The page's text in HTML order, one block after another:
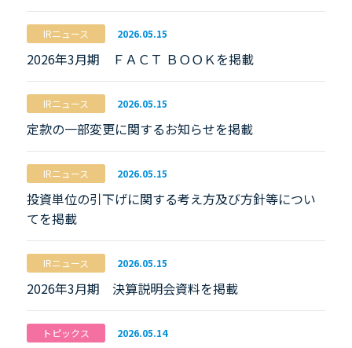
IRニュース 2026.05.15
2026年3月期 ＦＡＣＴ ＢＯＯＫを掲載
IRニュース 2026.05.15
定款の一部変更に関するお知らせを掲載
IRニュース 2026.05.15
投資単位の引下げに関する考え方及び方針等につい
てを掲載
IRニュース 2026.05.15
2026年3月期 決算説明会資料を掲載
トピックス 2026.05.14